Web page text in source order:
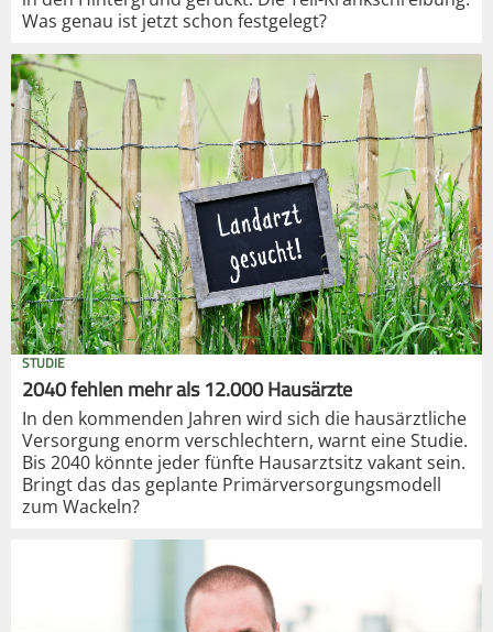
Was genau ist jetzt schon festgelegt?
STUDIE
2040 fehlen mehr als 12.000 Hausärzte
In den kommenden Jahren wird sich die hausärztliche
Versorgung enorm verschlechtern, warnt eine Studie.
Bis 2040 könnte jeder fünfte Hausarztsitz vakant sein.
Bringt das das geplante Primärversorgungsmodell
zum Wackeln?